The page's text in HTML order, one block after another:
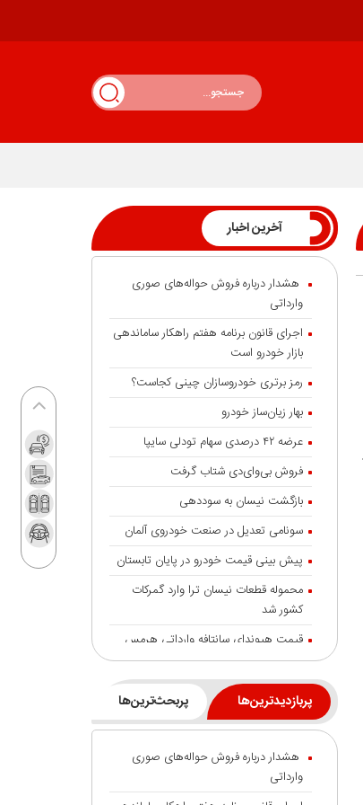
آخرین اخبار
هشدار درباره فروش حواله‌های صوری
وارداتی
اجرای قانون برنامه هفتم راهکار ساماندهی
بازار خودرو است
رمز برتری خودروسازان چینی کجاست؟
بهار زیان‌ساز خودرو
عرضه ۴۲ درصدی سهام تودلی سایپا
فروش بی‌وای‌دی شتاب گرفت
بازگشت نیسان به سوددهی
سونامی تعدیل در صنعت خودروی آلمان
پیش بینی قیمت خودرو در پایان تابستان
محموله قطعات نیسان ترا وارد گمرکات
کشور شد
قیمت هیوندای سانتافه وارداتی هرمس
خودرو اعلام شد
هرمس خودرو گواهینامه‌های بین المللی
TÜV را دریافت کرد
خودروهای برقی هند بالاتر از غول‌هایی
مانند تسلا و بی‌وای‌دی
پربازدیدترین‌ها پربحث‌ترین‌ها
هشدار درباره فروش حواله‌های صوری
وارداتی